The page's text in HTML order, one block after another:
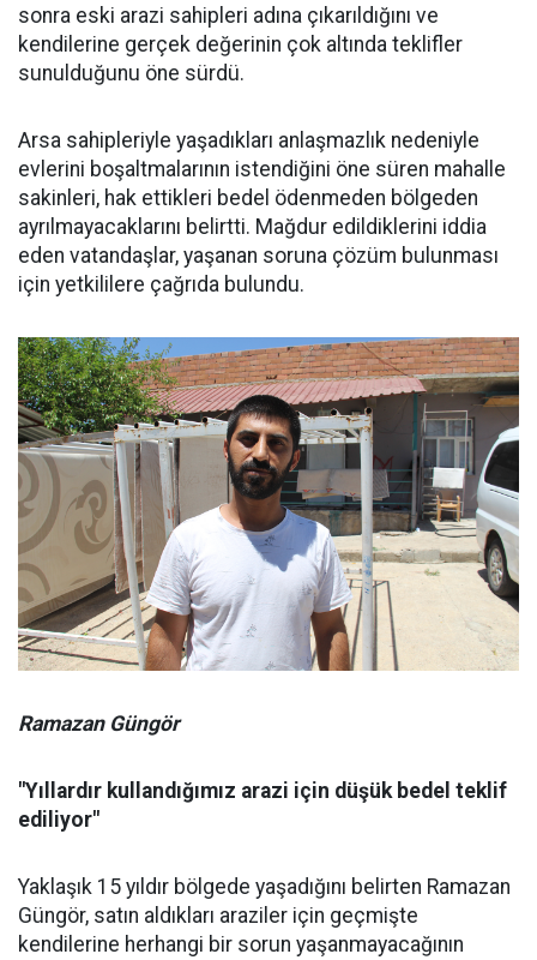
sonra eski arazi sahipleri adına çıkarıldığını ve
kendilerine gerçek değerinin çok altında teklifler
sunulduğunu öne sürdü.
Arsa sahipleriyle yaşadıkları anlaşmazlık nedeniyle
evlerini boşaltmalarının istendiğini öne süren mahalle
sakinleri, hak ettikleri bedel ödenmeden bölgeden
ayrılmayacaklarını belirtti. Mağdur edildiklerini iddia
eden vatandaşlar, yaşanan soruna çözüm bulunması
için yetkililere çağrıda bulundu.
Ramazan Güngör
"Yıllardır kullandığımız arazi için düşük bedel teklif
ediliyor"
Yaklaşık 15 yıldır bölgede yaşadığını belirten Ramazan
Güngör, satın aldıkları araziler için geçmişte
kendilerine herhangi bir sorun yaşanmayacağının